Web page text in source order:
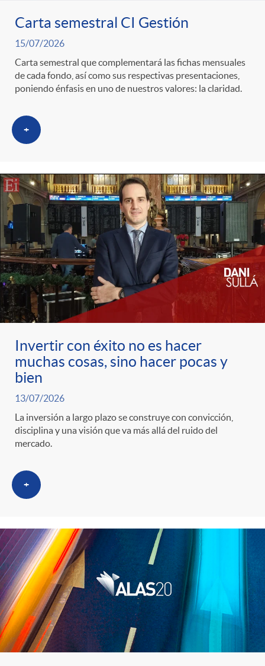
c
a
d
o
r
d
e
c
o
n
t
e
n
i
d
o
s
Carta semestral CI Gestión
15/07/2026
Carta semestral que complementará las fichas mensuales
de cada fondo, así como sus respectivas presentaciones,
poniendo énfasis en uno de nuestros valores: la claridad.
+
Invertir con éxito no es hacer
muchas cosas, sino hacer pocas y
bien
13/07/2026
La inversión a largo plazo se construye con convicción,
disciplina y una visión que va más allá del ruido del
mercado.
+